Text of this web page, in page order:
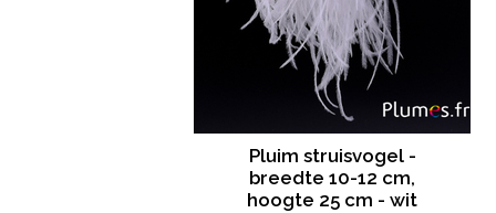
Pluim struisvogel -
breedte 10-12 cm,
hoogte 25 cm - wit